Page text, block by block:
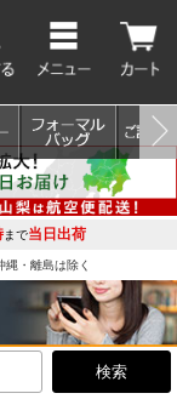
まで当日出荷
縄・離島は除く